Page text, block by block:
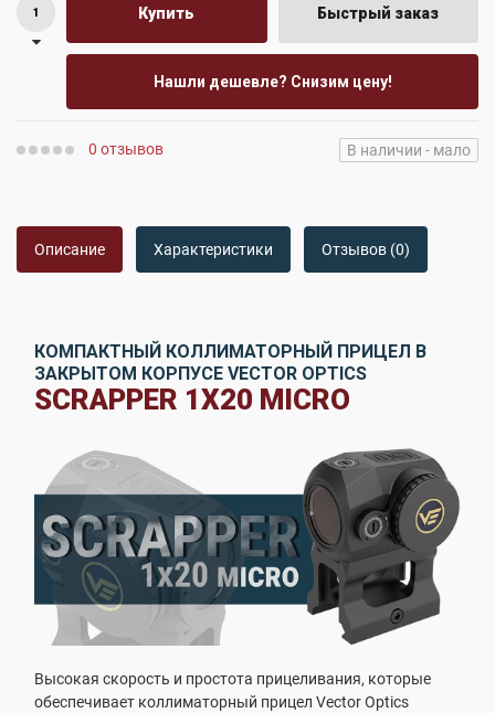
Купить Быстрый заказ
Нашли дешевле? Снизим цену!
0 отзывов В наличии - мало
Описание Характеристики Отзывов (0)
КОМПАКТНЫЙ КОЛЛИМАТОРНЫЙ ПРИЦЕЛ В
ЗАКРЫТОМ КОРПУСЕ VECTOR OPTICS
SCRAPPER 1X20 MICRO
Высокая скорость и простота прицеливания, которые
обеспечивает коллиматорный прицел Vector Optics